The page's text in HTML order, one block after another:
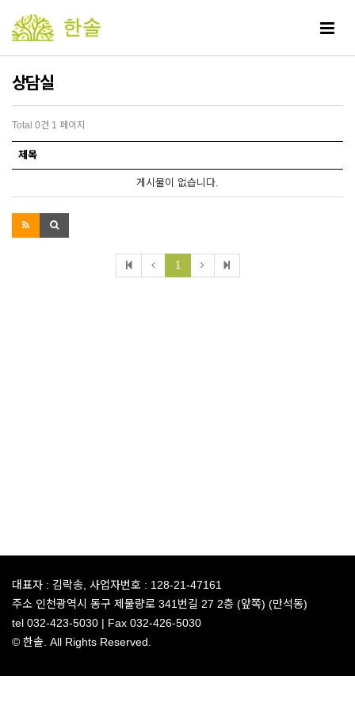
Toggle
상담실
Total 0건 1 페이지
제목
게시물이 없습니다.
1
대표자 : 김락송, 사업자번호 : 128-21-47161
주소 인천광역시 동구 제물량로 341번길 27 2층 (앞쪽) (만석동)
tel 032-423-5030 | Fax 032-426-5030
© 한솔. All Rights Reserved.